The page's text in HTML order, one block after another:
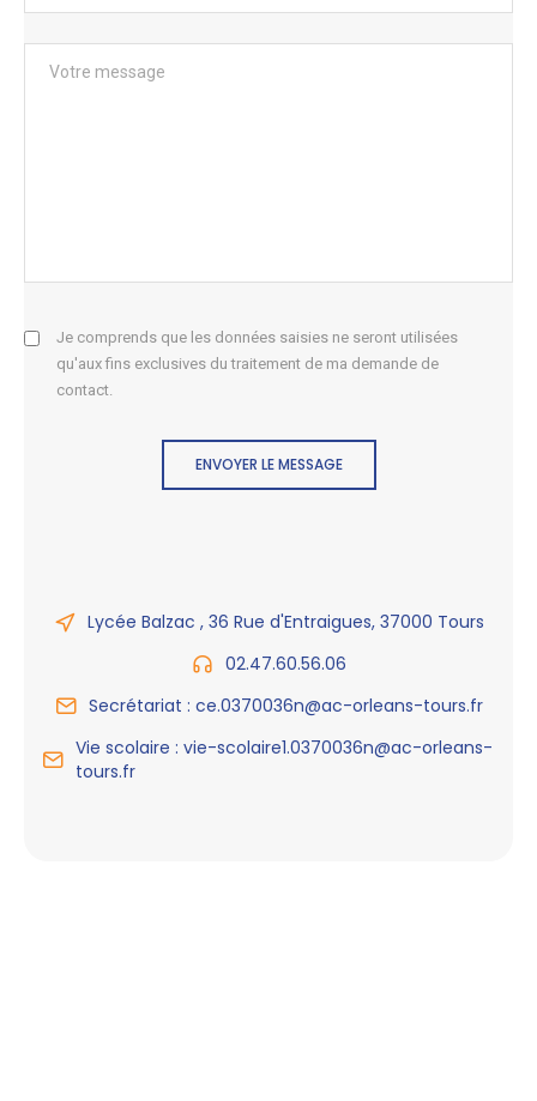
Je comprends que les données saisies ne seront utilisées
qu'aux fins exclusives du traitement de ma demande de
contact.
ENVOYER LE MESSAGE
Lycée Balzac , 36 Rue d'Entraigues, 37000 Tours
02.47.60.56.06
Secrétariat : ce.0370036n@ac-orleans-tours.fr
Vie scolaire : vie-scolaire1.0370036n@ac-orleans-
tours.fr